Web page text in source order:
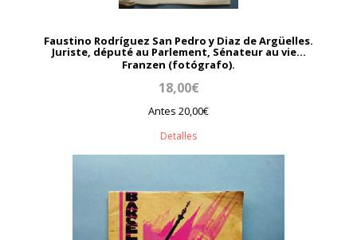
Faustino Rodríguez San Pedro y Diaz de Argüelles.
Juriste, député au Parlement, Sénateur au vie...
Franzen (fotógrafo).
18,00€
Antes 20,00€
Detalles